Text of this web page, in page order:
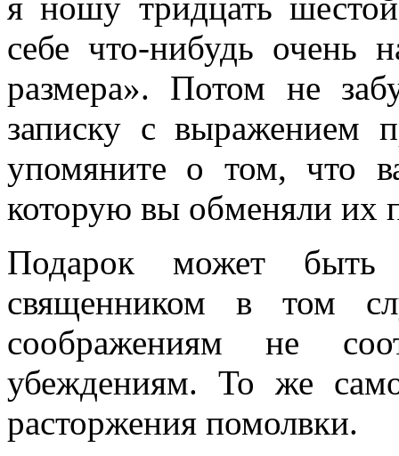
себе что-нибудь очень
размера». Потом не
записку с выражением
упомяните о том, что
которую вы обменяли их
Подарок может быть
священником в том
соображениям не
убеждениям. То же
расторжения помолвки.